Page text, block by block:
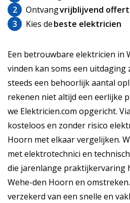
2
Ontvangvrijblijvend
3
Kies debeste elektricien
Een betrouwbare elektricien in
vinden kan soms een uitdaging
steeds een behoorlijk aantal
rekenen niet altijd een eerlijke
we Elektricien.com opgericht.
kosteloos en zonder risico
Hoorn met elkaar vergelijken.
met elektrotechnici en
die jarenlange praktijkervaring
Wehe-den Hoorn en
verzekerd van een snelle en